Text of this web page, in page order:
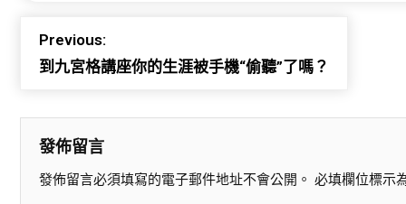
Previous:
到九宮格講座你的生涯被手機“偷聽”了嗎？
發佈留言
發佈留言必須填寫的電子郵件地址不會公開。 必填欄位標示